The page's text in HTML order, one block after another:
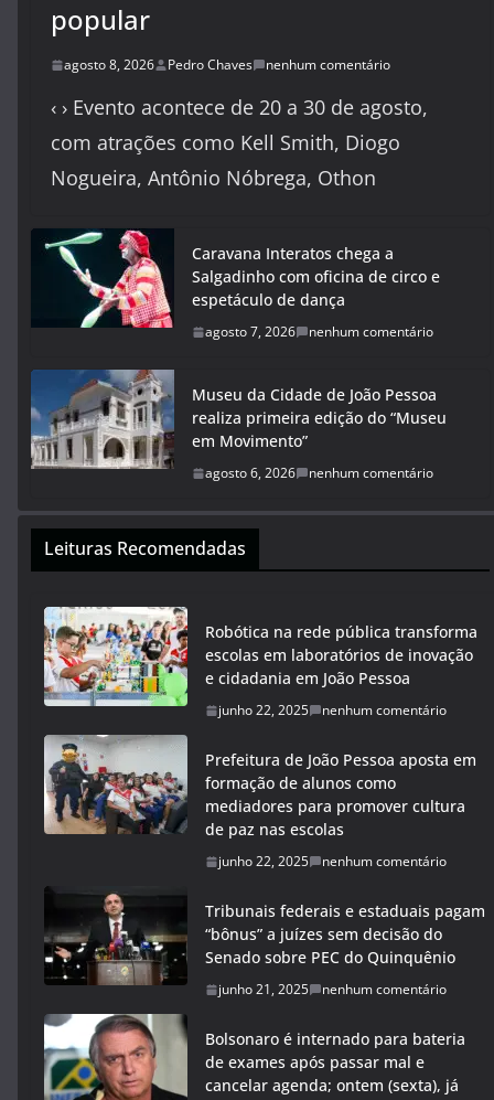
popular
agosto 8, 2026 Pedro Chaves nenhum comentário
‹ › Evento acontece de 20 a 30 de agosto,
com atrações como Kell Smith, Diogo
Nogueira, Antônio Nóbrega, Othon
Caravana Interatos chega a
Salgadinho com oficina de circo e
espetáculo de dança
agosto 7, 2026 nenhum comentário
Museu da Cidade de João Pessoa
realiza primeira edição do “Museu
em Movimento”
agosto 6, 2026 nenhum comentário
Leituras Recomendadas
Robótica na rede pública transforma
escolas em laboratórios de inovação
e cidadania em João Pessoa
junho 22, 2025 nenhum comentário
Prefeitura de João Pessoa aposta em
formação de alunos como
mediadores para promover cultura
de paz nas escolas
junho 22, 2025 nenhum comentário
Tribunais federais e estaduais pagam
“bônus” a juízes sem decisão do
Senado sobre PEC do Quinquênio
junho 21, 2025 nenhum comentário
Bolsonaro é internado para bateria
de exames após passar mal e
cancelar agenda; ontem (sexta), já